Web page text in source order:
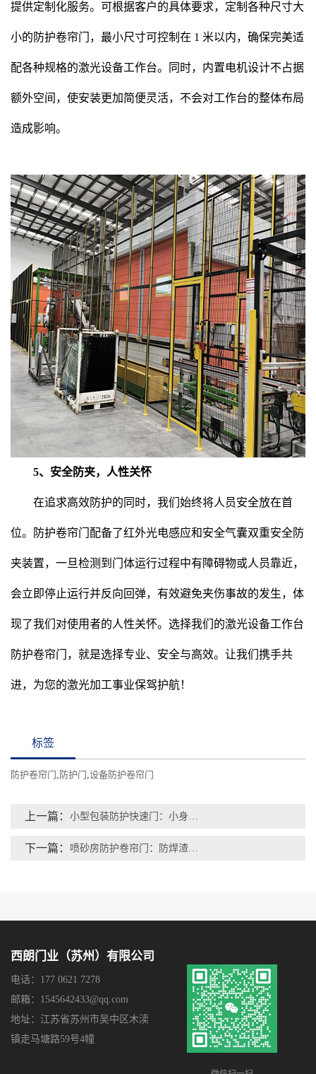
提供定制化服务。可根据客户的具体要求，定制各种尺寸大
小的防护卷帘门，最小尺寸可控制在 1 米以内，确保完美适
配各种规格的激光设备工作台。同时，内置电机设计不占据
额外空间，使安装更加简便灵活，不会对工作台的整体布局
造成影响。
5、安全防夹，人性关怀
在追求高效防护的同时，我们始终将人员安全放在首
位。防护卷帘门配备了红外光电感应和安全气囊双重安全防
夹装置，一旦检测到门体运行过程中有障碍物或人员靠近，
会立即停止运行并反向回弹，有效避免夹伤事故的发生，体
现了我们对使用者的人性关怀。 选择我们的激光设备工作台
防护卷帘门，就是选择专业、安全与高效。让我们携手共
进，为您的激光加工事业保驾护航！
标签
防护卷帘门 , 防护门 ,设备防护卷帘门
上一篇： 小型包装防护快速门：小身材大能量，出口全球的实力之选
下一篇： 喷砂房防护卷帘门：防焊渣飞溅+联动开关
西朗门业（苏州）有限公司
电话：177 0621 7278
邮箱：1545642433@qq.com
地址：江苏省苏州市吴中区木渎
镇走马塘路59号4幢